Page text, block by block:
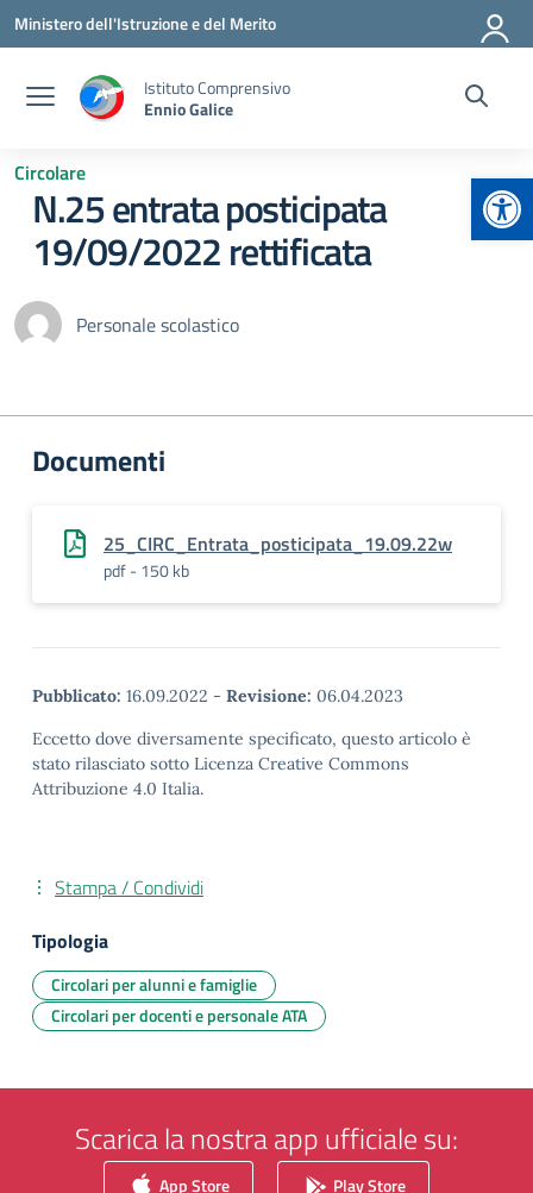
Vai ai contenuti
Vai al menu di navigazione
Vai al footer
Ministero dell'Istruzione e del Merito
Istituto Comprensivo
Ennio Galice
Circolare
N.25 entrata posticipata
19/09/2022 rettificata
Personale scolastico
Documenti
25_CIRC_Entrata_posticipata_19.09.22w
pdf - 150 kb
Pubblicato: 16.09.2022 - Revisione: 06.04.2023
Eccetto dove diversamente specificato, questo articolo è
stato rilasciato sotto Licenza Creative Commons
Attribuzione 4.0 Italia.
Stampa / Condividi
Tipologia
Circolari per alunni e famiglie
Circolari per docenti e personale ATA
Scarica la nostra app ufficiale su:
App Store Play Store